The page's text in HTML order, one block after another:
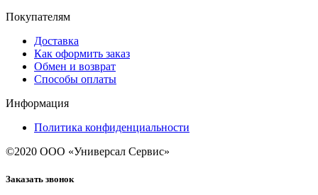
Покупателям
Доставка
Как оформить заказ
Обмен и возврат
Способы оплаты
Информация
Политика конфиденциальности
©2020 ООО «Универсал Сервис»
Заказать звонок